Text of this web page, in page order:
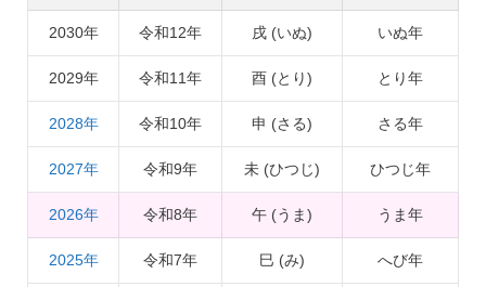
2030年 令和12年 戌 (いぬ) いぬ年
2029年 令和11年 酉 (とり) とり年
2028年 令和10年 申 (さる) さる年
2027年 令和9年 未 (ひつじ) ひつじ年
2026年 令和8年 午 (うま) うま年
2025年 令和7年 巳 (み) へび年